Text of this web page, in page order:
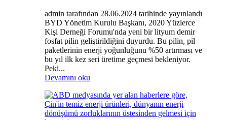
admin tarafından 28.06.2024 tarihinde yayınlandı
BYD Yönetim Kurulu Başkanı, 2020 Yüzlerce
Kişi Derneği Forumu'nda yeni bir lityum demir
fosfat pilin geliştirildiğini duyurdu. Bu pilin, pil
paketlerinin enerji yoğunluğunu %50 artırması ve
bu yıl ilk kez seri üretime geçmesi bekleniyor.
Peki...
Devamını oku